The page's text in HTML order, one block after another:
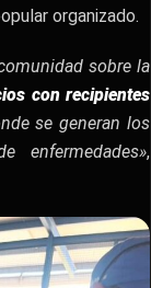
organizado.
sobre la
con recipientes
se generan los
enfermedades»,